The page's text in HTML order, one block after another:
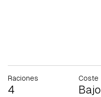
Raciones
4
Coste
Bajo